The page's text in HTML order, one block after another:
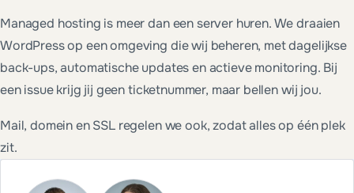
Managed hosting is meer dan een server huren. We draaien
WordPress op een omgeving die wij beheren, met dagelijkse
back-ups, automatische updates en actieve monitoring. Bij
een issue krijg jij geen ticketnummer, maar bellen wij jou.
Mail, domein en SSL regelen we ook, zodat alles op één plek
zit.